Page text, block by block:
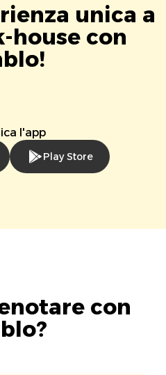
unica a
house con
l'app
Play Store
con